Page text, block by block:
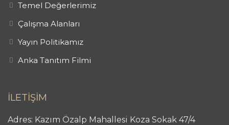
Temel Değerlerimiz
Çalışma Alanları
Yayın Politikamız
Anka Tanıtım Filmi
İLETİŞİM
Adres: Kazım Özalp Mahallesi Koza Sokak 47/4